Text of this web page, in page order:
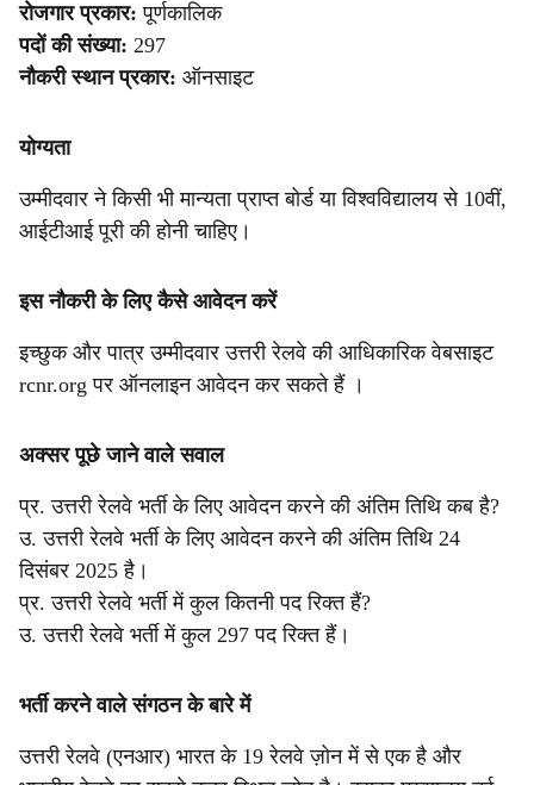
रोजगार प्रकार: पूर्णकालिक
पदों की संख्या: 297
नौकरी स्थान प्रकार: ऑनसाइट
योग्यता
उम्मीदवार ने किसी भी मान्यता प्राप्त बोर्ड या विश्वविद्यालय से 10वीं,
आईटीआई पूरी की होनी चाहिए।
इस नौकरी के लिए कैसे आवेदन करें
इच्छुक और पात्र उम्मीदवार उत्तरी रेलवे की आधिकारिक वेबसाइट
rcnr.org पर ऑनलाइन आवेदन कर सकते हैं ।
अक्सर पूछे जाने वाले सवाल
प्र. उत्तरी रेलवे भर्ती के लिए आवेदन करने की अंतिम तिथि कब है?
उ. उत्तरी रेलवे भर्ती के लिए आवेदन करने की अंतिम तिथि 24
दिसंबर 2025 है।
प्र. उत्तरी रेलवे भर्ती में कुल कितनी पद रिक्त हैं?
उ. उत्तरी रेलवे भर्ती में कुल 297 पद रिक्त हैं।
भर्ती करने वाले संगठन के बारे में
उत्तरी रेलवे (एनआर) भारत के 19 रेलवे ज़ोन में से एक है और